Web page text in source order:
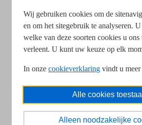
Wij gebruiken cookies om de
en om het sitegebruik te analyseren.
welke van deze soorten cookies u ons
verleent. U kunt uw keuze op elk
In onze cookieverklaring vindt u
Alle cookies
Alleen noodzakelijke